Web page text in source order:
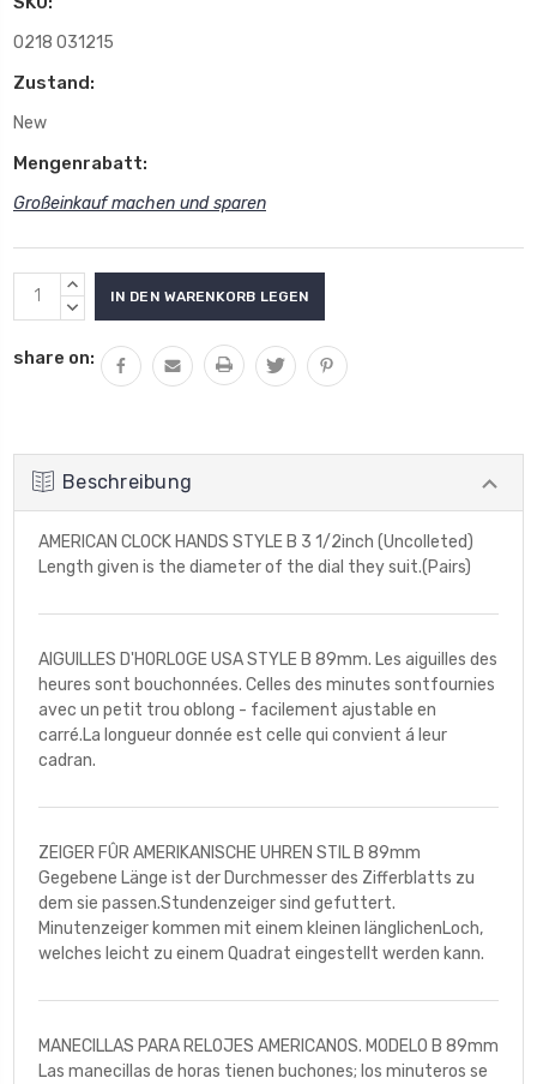
0218 031215
Zustand:
New
Mengenrabatt:
Großeinkauf machen und sparen
Aktueller
Lagerbestand:
MENGE
VON
ERHÖHEN
MENGE
UNDEFINED
VERRINGERN
share on:
Beschreibung
AMERICAN CLOCK HANDS STYLE B 3 1/2inch (Uncolleted)
Length given is the diameter of the dial they suit.(Pairs)
AIGUILLES D'HORLOGE USA STYLE B 89mm. Les aiguilles des
heures sont bouchonnées. Celles des minutes sontfournies
avec un petit trou oblong - facilement ajustable en
carré.La longueur donnée est celle qui convient á leur
cadran.
ZEIGER FÛR AMERIKANISCHE UHREN STIL B 89mm
Gegebene Länge ist der Durchmesser des Zifferblatts zu
dem sie passen.Stundenzeiger sind gefuttert.
Minutenzeiger kommen mit einem kleinen länglichenLoch,
welches leicht zu einem Quadrat eingestellt werden kann.
MANECILLAS PARA RELOJES AMERICANOS. MODELO B 89mm
Las manecillas de horas tienen buchones; los minuteros se